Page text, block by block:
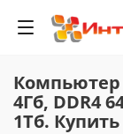
Компьютер
4Гб, DDR4
1Тб.